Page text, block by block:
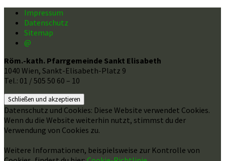
Impressum
Datenschutz
Sitemap
@
Röm.-kath. Pfarrgemeinde Sankt Elisabeth
1040 Wien, Sankt-Elisabeth-Platz 9
Tel.: 01 / 505 50 60 – 10
Datenschutz und Cookies: Diese Website verwendet Cookies.
Wenn du die Website weiterhin nutzt, stimmst du der
Verwendung von Cookies zu.
Weitere Informationen, beispielsweise zur Kontrolle von